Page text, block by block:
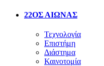
22ΟΣ ΑΙΩΝΑΣ
Τεχνολογία
Επιστήμη
Διάστημα
Καινοτομία